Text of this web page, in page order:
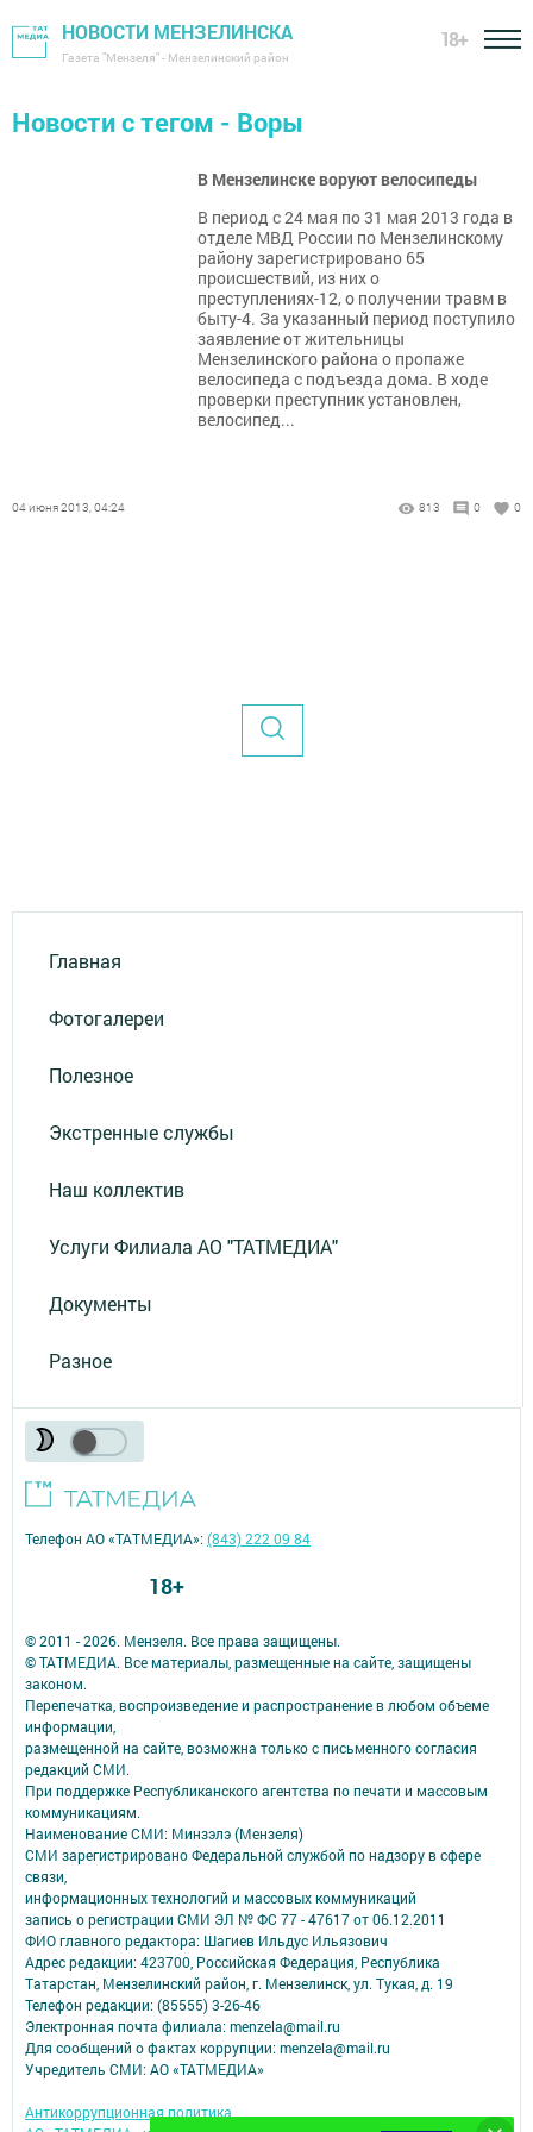
НОВОСТИ МЕНЗЕЛИНСКА
Газета "Мензеля" - Мензелинский район
18+
Новости с тегом - Воры
В Мензелинске воруют велосипеды
В период с 24 мая по 31 мая 2013 года в
отделе МВД России по Мензелинскому
району зарегистрировано 65
происшествий, из них о
преступлениях-12, о получении травм в
быту-4. За указанный период поступило
заявление от жительницы
Мензелинского района о пропаже
велосипеда с подъезда дома. В ходе
проверки преступник установлен,
велосипед...
04 июня 2013, 04:24 813 0 0
Главная
Фотогалереи
Полезное
Экстренные службы
Наш коллектив
Услуги Филиала АО "ТАТМЕДИА"
Документы
Разное
© 2011 - 2026. Мензеля. Все права защищены.
© ТАТМЕДИА. Все материалы, размещенные на сайте, защищены
законом.
Перепечатка, воспроизведение и распространение в любом объеме
информации,
размещенной на сайте, возможна только с письменного согласия
редакций СМИ.
При поддержке Республиканского агентства по печати и массовым
коммуникациям.
Наименование СМИ: Минзэлэ (Мензеля)
СМИ зарегистрировано Федеральной службой по надзору в сфере
связи,
информационных технологий и массовых коммуникаций
запись о регистрации СМИ ЭЛ № ФС 77 - 47617 от 06.12.2011
ФИО главного редактора: Шагиев Ильдус Ильязович
Адрес редакции: 423700, Российская Федерация, Республика
Татарстан, Мензелинский район, г. Мензелинск, ул. Тукая, д. 19
Телефон редакции: (85555) 3-26-46
Электронная почта филиала: menzela@mail.ru
Для сообщений о фактах коррупции: menzela@mail.ru
Учредитель СМИ: АО «ТАТМЕДИА»
Антикоррупционная политика
Телефон АО «ТАТМЕДИА»:(843) 222 09 84
18+